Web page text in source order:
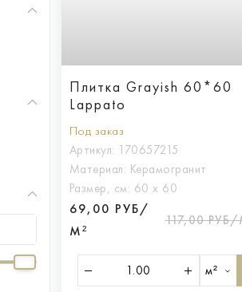
Плитка Grayish 60*60
Lappato
Под заказ
Артикул: 170657215
Материал: Керамогранит
Размер, см: 60 х 60
69,00 РУБ/
М²
117,00 РУБ/
м²